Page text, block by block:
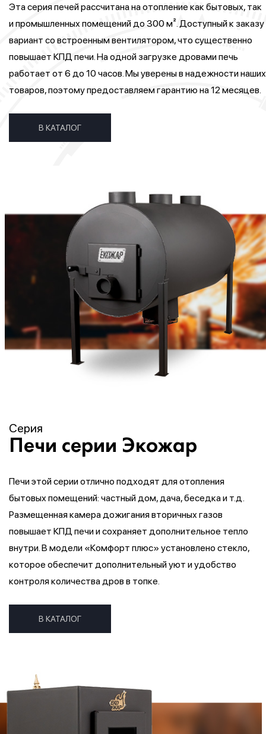
Эта серия печей рассчитана на отопление как бытовых, так
и промышленных помещений до 300 м². Доступный к заказу
вариант со встроенным вентилятором, что существенно
повышает КПД печи. На одной загрузке дровами печь
работает от 6 до 10 часов. Мы уверены в надежности наших
товаров, поэтому предоставляем гарантию на 12 месяцев.
В КАТАЛОГ
Серия
Печи серии Экожар
Печи этой серии отлично подходят для отопления
бытовых помещений: частный дом, дача, беседка и т.д.
Размещенная камера дожигания вторичных газов
повышает КПД печи и сохраняет дополнительное тепло
внутри. В модели «Комфорт плюс» установлено стекло,
которое обеспечит дополнительный уют и удобство
контроля количества дров в топке.
В КАТАЛОГ